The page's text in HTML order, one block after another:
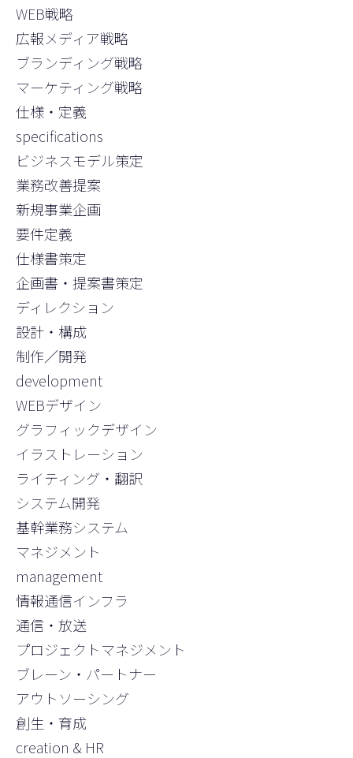
WEB戦略
広報メディア戦略
ブランディング戦略
マーケティング戦略
仕様・定義
specifications
ビジネスモデル策定
業務改善提案
新規事業企画
要件定義
仕様書策定
企画書・提案書策定
ディレクション
設計・構成
制作／開発
development
WEBデザイン
グラフィックデザイン
イラストレーション
ライティング・翻訳
システム開発
基幹業務システム
マネジメント
management
情報通信インフラ
通信・放送
プロジェクトマネジメント
ブレーン・パートナー
アウトソーシング
創生・育成
creation & HR